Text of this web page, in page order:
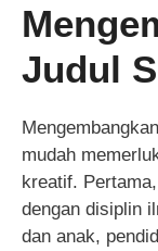
Judul
mudah
kreatif.
dengan disiplin
dan anak,